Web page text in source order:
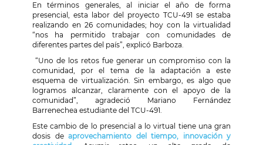
En términos generales, al iniciar el año de forma
presencial, esta labor del proyecto TCU-491 se estaba
realizando en 26 comunidades; hoy con la virtualidad
“nos ha permitido trabajar con comunidades de
diferentes partes del país”, explicó Barboza.
“Uno de los retos fue generar un compromiso con la
comunidad, por el tema de la adaptación a este
esquema de virtualización. Sin embargo, es algo que
logramos alcanzar, claramente con el apoyo de la
comunidad”, agradeció Mariano Fernández
Barrenechea estudiante del TCU-491.
Este cambio de lo presencial a lo virtual tiene una gran
dosis de aprovechamiento del tiempo, innovación y